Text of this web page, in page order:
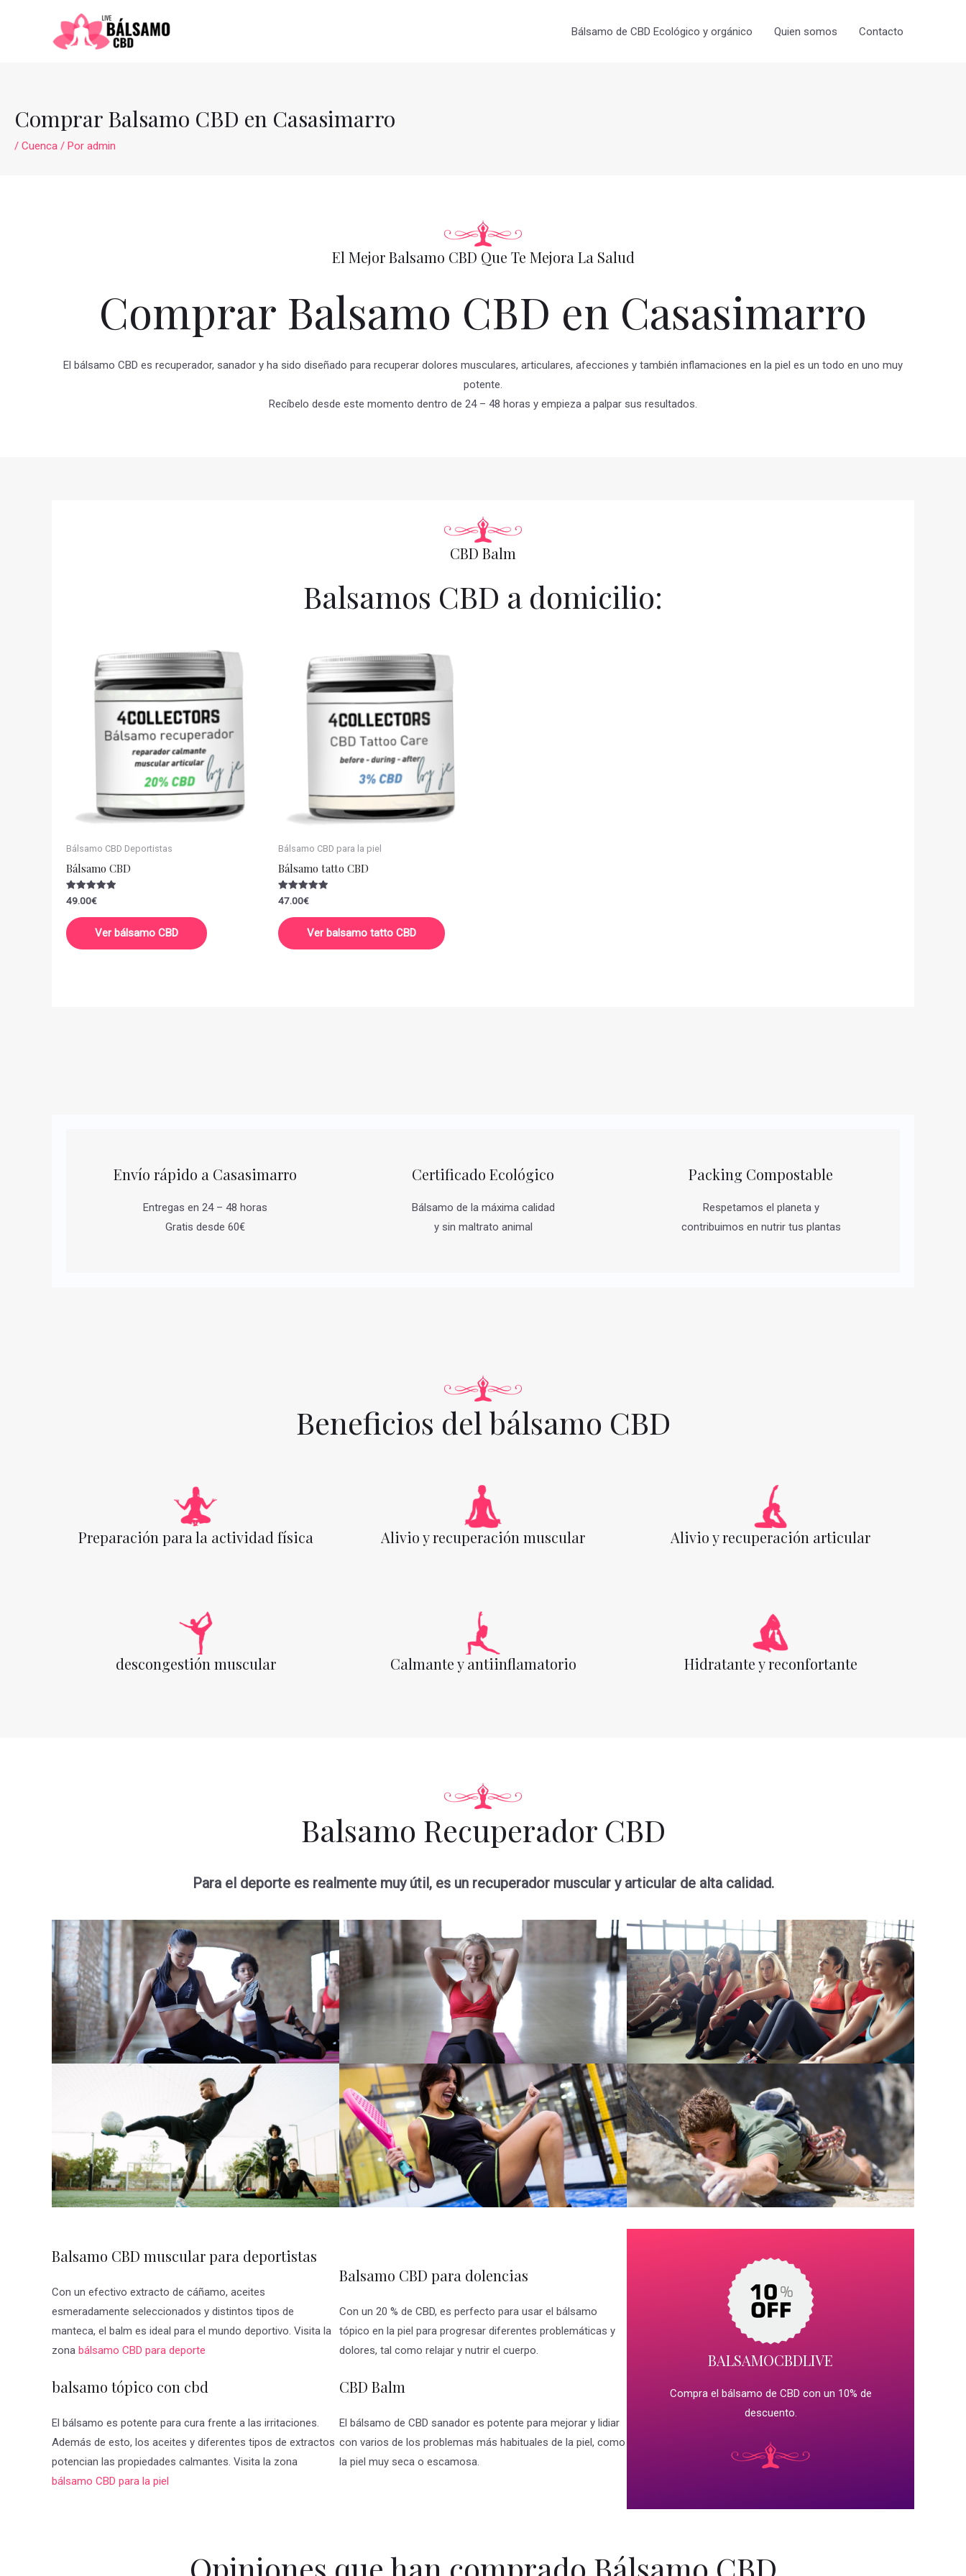
Bálsamo de CBD Ecológico y orgánico Quien somos Contacto
Comprar Balsamo CBD en Casasimarro
/ Cuenca / Por admin
El Mejor Balsamo CBD Que Te Mejora La Salud
Comprar Balsamo CBD en Casasimarro
El bálsamo CBD es recuperador, sanador y ha sido diseñado para recuperar dolores musculares, articulares, afecciones y también inflamaciones en la piel es un todo en uno muy
potente.
Recíbelo desde este momento dentro de 24 – 48 horas y empieza a palpar sus resultados.
CBD Balm
Balsamos CBD a domicilio:
Bálsamo CBD Deportistas
Bálsamo CBD
Valorado
con
5.00
de 5
49.00€
Ver bálsamo CBD
Bálsamo CBD para la piel
Bálsamo tatto CBD
Valorado
con
5.00
de 5
47.00€
Ver balsamo tatto CBD
Envío rápido a Casasimarro
Entregas en 24 – 48 horas
Gratis desde 60€
Certificado Ecológico
Bálsamo de la máxima calidad
y sin maltrato animal
Packing Compostable
Respetamos el planeta y
contribuimos en nutrir tus plantas
Beneficios del bálsamo CBD
Preparación para la actividad física Alivio y recuperación muscular Alivio y recuperación articular
descongestión muscular Calmante y antiinflamatorio Hidratante y reconfortante
Balsamo Recuperador CBD
Para el deporte es realmente muy útil, es un recuperador muscular y articular de alta calidad.
Balsamo CBD muscular para deportistas
Con un efectivo extracto de cáñamo, aceites
esmeradamente seleccionados y distintos tipos de
manteca, el balm es ideal para el mundo deportivo. Visita la
zona bálsamo CBD para deporte
balsamo tópico con cbd
El bálsamo es potente para cura frente a las irritaciones.
Además de esto, los aceites y diferentes tipos de extractos
potencian las propiedades calmantes. Visita la zona
bálsamo CBD para la piel
Balsamo CBD para dolencias
Con un 20 % de CBD, es perfecto para usar el bálsamo
tópico en la piel para progresar diferentes problemáticas y
dolores, tal como relajar y nutrir el cuerpo.
CBD Balm
El bálsamo de CBD sanador es potente para mejorar y lidiar
con varios de los problemas más habituales de la piel, como
la piel muy seca o escamosa.
BALSAMOCBDLIVE
Compra el bálsamo de CBD con un 10% de
descuento.